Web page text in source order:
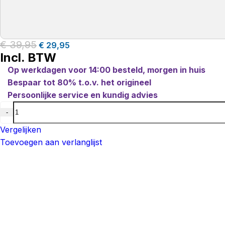
€39,95 € 29,95
Incl. BTW
Op werkdagen voor 14:00 besteld, morgen in huis
Bespaar tot 80% t.o.v. het origineel
Persoonlijke service en kundig advies
-
Vergelijken
Toevoegen aan verlanglijst